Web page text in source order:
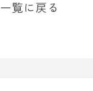
一覧に戻る